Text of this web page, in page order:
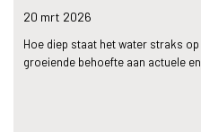
20 mrt 2026
Hoe diep staat het water straks
groeiende behoefte aan actuele